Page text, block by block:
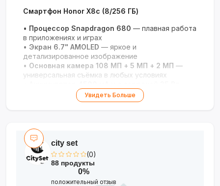
Смартфон Honor X8c (8/256 ГБ)
• Процессор Snapdragon 680 — плавная работа
в приложениях и играх
• Экран 6.7" AMOLED — яркое и
детализированное изображение
• Основная камера 108 МП + 5 МП + 2 МП —
универсальная съёмка в любых условиях
сбалансированная автономность
Стильный тонкий корпус— толщина от 6.78
Увидеть Больше
city set
(0)
88 продукты
0%
положительный отзыв